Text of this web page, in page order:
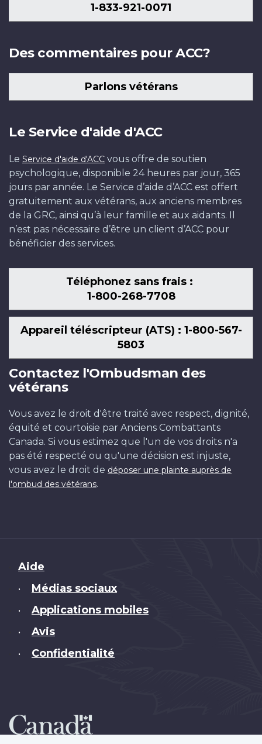
1-833-921-0071
Des commentaires pour ACC?
Parlons vétérans
Le Service d'aide d'ACC
Le Service d'aide d'ACC vous offre de soutien
psychologique, disponible 24 heures par jour, 365
jours par année. Le Service d’aide d’ACC est offert
gratuitement aux vétérans, aux anciens membres
de la GRC, ainsi qu’à leur famille et aux aidants. Il
n’est pas nécessaire d’être un client d’ACC pour
bénéficier des services.
Téléphonez sans frais :
1-800-268-7708
Appareil téléscripteur (ATS) : 1-800-567-
5803
Contactez l'Ombudsman des
vétérans
Vous avez le droit d'être traité avec respect, dignité,
équité et courtoisie par Anciens Combattants
Canada. Si vous estimez que l'un de vos droits n'a
pas été respecté ou qu'une décision est injuste,
vous avez le droit de déposer une plainte auprès de
l'ombud des vétérans.
Brand
Aide
• Médias sociaux
• Applications mobiles
• Avis
• Confidentialité